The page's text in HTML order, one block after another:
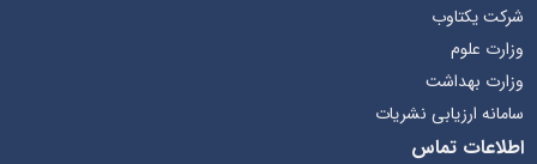
شرکت یکتاوب
وزارت علوم
وزارت بهداشت
سامانه ارزیابی نشریات
اطلاعات تماس